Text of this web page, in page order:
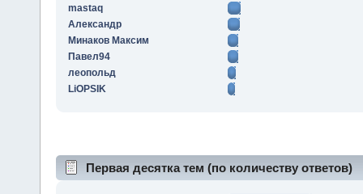
mastaq
Алексaндр
Минаков Максим
Павел94
леопольд
LiOPSIK
Первая десятка тем (по количеству ответов)